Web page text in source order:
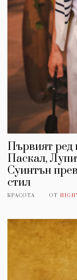
Първият ред
Паскал,
Суинтън
стил
КРАСОТА ОТ
Wine&Dine
Подкасти
Изкуство
Красота
Цветно
Гурме
Wellness
СЛЕДВАЙТЕ НИ
YouTube
Ако нашият сайт
© 2026,